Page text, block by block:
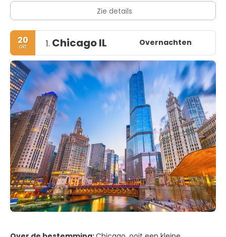
Zie details
20
okt 1. Chicago IL Overnachten